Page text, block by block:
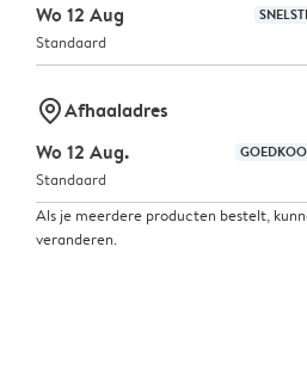
Wo 12 Aug
Standaard
marker-pinAfhaaladres
Wo 12 Aug.
Standaard
Als je meerdere producten bestelt,
veranderen.